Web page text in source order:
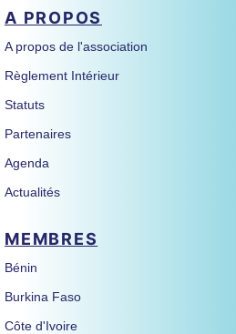
A PROPOS
A propos de l'association
Règlement Intérieur
Statuts
Partenaires
Agenda
Actualités
MEMBRES
Bénin
Burkina Faso
Côte d'Ivoire